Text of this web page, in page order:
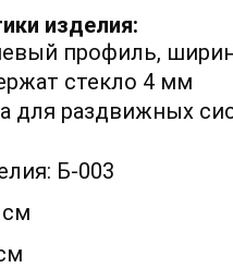
изделия:
профиль,
стекло 4 мм
для раздвижных
Б-003
см